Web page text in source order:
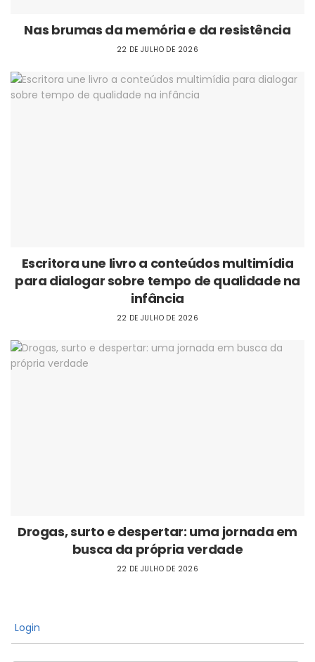
Nas brumas da memória e da resistência
22 DE JULHO DE 2026
Escritora une livro a conteúdos multimídia
para dialogar sobre tempo de qualidade na
infância
22 DE JULHO DE 2026
Drogas, surto e despertar: uma jornada em
busca da própria verdade
22 DE JULHO DE 2026
Login